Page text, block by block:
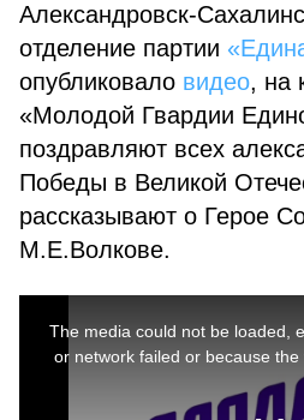
Александровск-
отделение партии
опубликовало видео, на
«Молодой Гвардии
поздравляют всех
Победы в Великой
рассказывают о Герое
М.Е.Волкове.
The media could not be loaded,
or network failed or because the